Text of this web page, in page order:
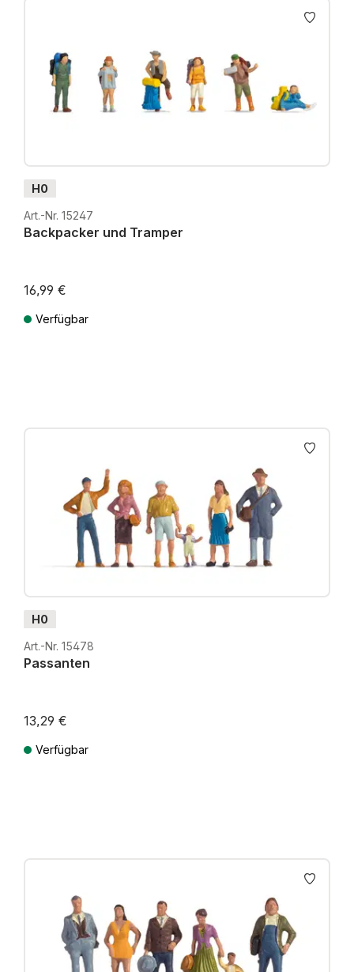
H0
Art.-Nr. 15247
Backpacker und Tramper
16,99 €
Verfügbar
H0
Art.-Nr. 15478
Passanten
13,29 €
Verfügbar